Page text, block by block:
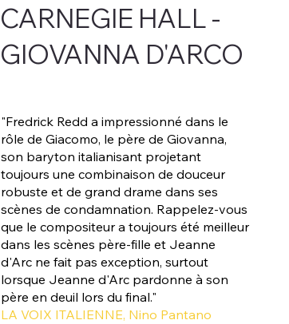
CARNEGIE HALL -
GIOVANNA D'ARCO
"Fredrick Redd a impressionné dans le
rôle de Giacomo, le père de Giovanna,
son baryton italianisant projetant
toujours une combinaison de douceur
robuste et de grand drame dans ses
scènes de condamnation. Rappelez-vous
que le compositeur a toujours été meilleur
dans les scènes père-fille et Jeanne
d'Arc ne fait pas exception, surtout
lorsque Jeanne d'Arc pardonne à son
père en deuil lors du final."
LA VOIX ITALIENNE, Nino Pantano